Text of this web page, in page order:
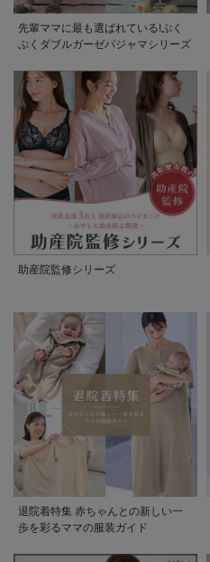
先輩ママに最も選ばれている!ぷく
ぷくダブルガーゼパジャマシリーズ
助産院監修シリーズ
退院着特集 赤ちゃんとの新しい一
歩を彩るママの服装ガイド